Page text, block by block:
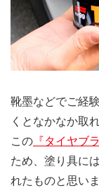
靴墨などでご経
くとなかなか取
この 『タイヤブ
ため、塗り具に
れたものと思いま